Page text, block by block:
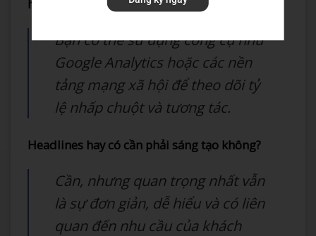
headlines?
Bạn có thể sử dụng công cụ như
Google Analytics hoặc các nền
tảng mạng xã hội để theo dõi tỷ
lệ nhấp chuột và tương tác.
Headlines hay có cần phải sáng tạo không?
Cần, nhưng quan trọng nhất vẫn
là sự đơn giản, dễ hiểu và có liên
quan đến nhu cầu của khách